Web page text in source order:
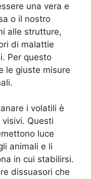
una vera e
o il nostro
alle strutture,
di malattie
Per questo
le giuste misure
i volatili è
visivi. Questi
luce
animali e li
in cui stabilirsi.
dissuasori che